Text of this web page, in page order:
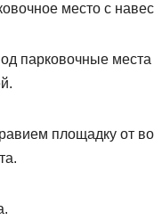
место с
парковочные места
площадку от